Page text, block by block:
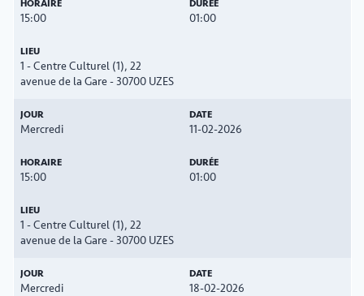
15:00 01:00
1 - Centre Culturel (1), 22
avenue de la Gare - 30700 UZES
Mercredi 11-02-2026
15:00 01:00
1 - Centre Culturel (1), 22
avenue de la Gare - 30700 UZES
Mercredi 18-02-2026